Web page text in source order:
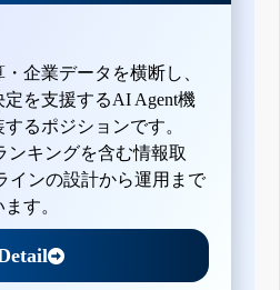
企業データを横断し、
を支援するAI Agent機
るポジションです。
ンキングを含む情報取
インの設計から運用まで
す。